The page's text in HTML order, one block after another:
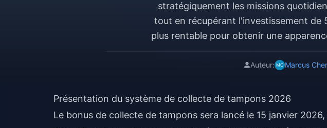
stratégiquement les missions
tout en récupérant l'investissement de
plus rentable pour obtenir une
Auteur: Marcus
Présentation du système de collecte de tampons 2026
Le bonus de collecte de tampons sera lancé le 15 janvier